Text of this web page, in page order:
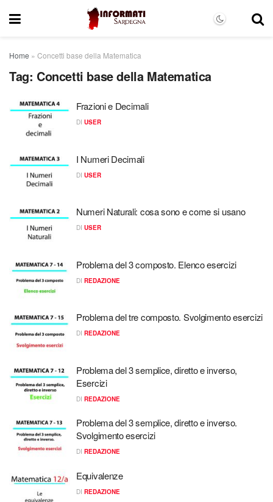
Home » Concetti base della Matematica
Tag: Concetti base della Matematica
Frazioni e Decimali
DI USER
I Numeri Decimali
DI USER
Numeri Naturali: cosa sono e come si usano
DI USER
Problema del 3 composto. Elenco esercizi
DI REDAZIONE
Problema del tre composto. Svolgimento esercizi
DI REDAZIONE
Problema del 3 semplice, diretto e inverso,
Esercizi
DI REDAZIONE
Problema del 3 semplice, diretto e inverso.
Svolgimento esercizi
DI REDAZIONE
Equivalenze
DI REDAZIONE